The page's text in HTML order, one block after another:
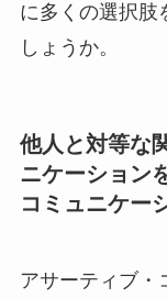
に多くの選択肢
しょうか。
他人と対等な
ニケーション
コミュニケー
アサーティブ・